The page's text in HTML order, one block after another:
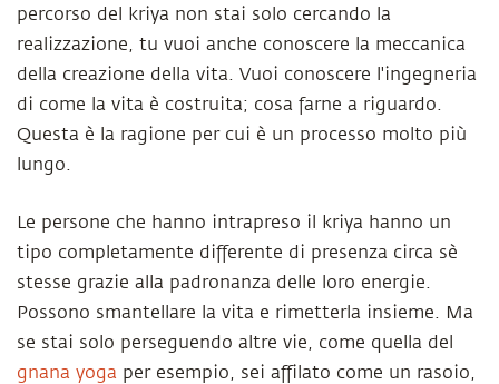
percorso del kriya non stai solo cercando la
realizzazione, tu vuoi anche conoscere la meccanica
della creazione della vita. Vuoi conoscere l'ingegneria
di come la vita è costruita; cosa farne a riguardo.
Questa è la ragione per cui è un processo molto più
lungo.
Le persone che hanno intrapreso il kriya hanno un
tipo completamente differente di presenza circa sè
stesse grazie alla padronanza delle loro energie.
Possono smantellare la vita e rimetterla insieme. Ma
se stai solo perseguendo altre vie, come quella del
gnana yoga per esempio, sei affilato come un rasoio,